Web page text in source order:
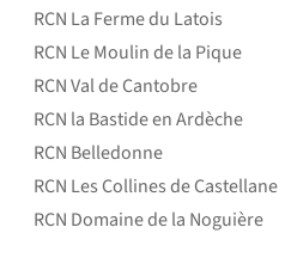
Park
RCN La Ferme du Latois
RCN Le Moulin de la Pique
RCN Val de Cantobre
RCN la Bastide en Ardèche
RCN Belledonne
RCN Les Collines de Castellane
RCN Domaine de la Noguière